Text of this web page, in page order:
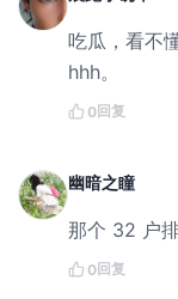
吃瓜，看不
hhh。
0回复
幽暗之瞳
那个 32 户
0回复